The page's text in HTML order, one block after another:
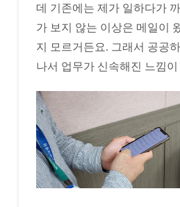
데 기존에는 제가 일하다가
가 보지 않는 이상은 메일이
지 모르거든요. 그래서 공공
나서 업무가 신속해진 느낌